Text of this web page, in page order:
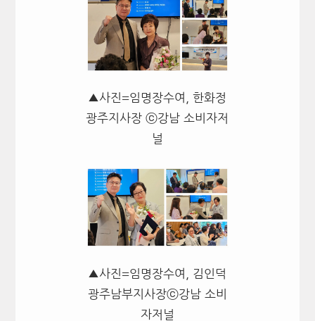
▲사진=임명장수여, 한화정
광주지사장 ⓒ강남 소비자저
널
▲사진=임명장수여, 김인덕
광주남부지사장ⓒ강남 소비
자저널